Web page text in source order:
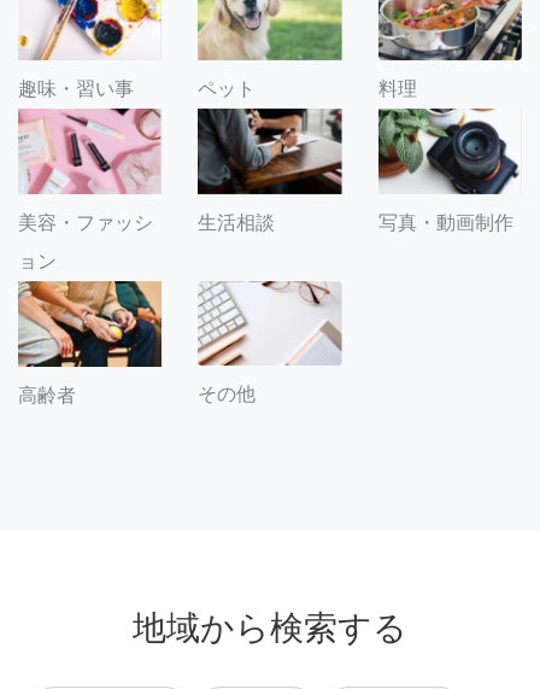
趣味・習い事 ペット 料理
美容・ファッシ
ョン
生活相談 写真・動画制作
高齢者 その他
地域から検索する